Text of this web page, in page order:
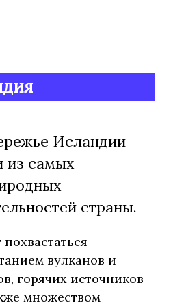
Исландии
из самых
страны.
вулканов и
горячих источников
множеством